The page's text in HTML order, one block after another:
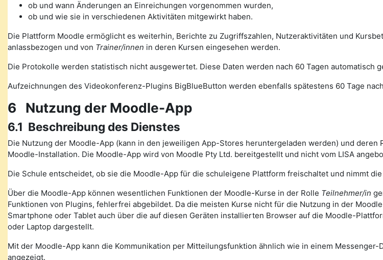
ob und wann Änderungen an Einreichungen vorgenommen wurden,
ob und wie sie in verschiedenen Aktivitäten mitgewirkt haben.
Die Plattform Moodle ermöglicht es weiterhin, Berichte zu Zugriffszahlen, Nutzeraktivitäten und
anlassbezogen und von Trainer/innen in deren Kursen eingesehen werden.
Die Protokolle werden statistisch nicht ausgewertet. Diese Daten werden nach 60 Tagen automatisch
Aufzeichnungen des Videokonferenz-Plugins BigBlueButton werden ebenfalls spätestens 60 Tage
6 Nutzung der Moodle-App
6.1 Beschreibung des Dienstes
Die Nutzung der Moodle-App (kann in den jeweiligen App-Stores heruntergeladen werden) und
Moodle-Installation. Die Moodle-App wird von Moodle Pty Ltd. bereitgestellt und nicht vom LISA
Die Schule entscheidet, ob sie die Moodle-App für die schuleigene Plattform freischaltet und nimmt
Über die Moodle-App können wesentlichen Funktionen der Moodle-Kurse in der Rolle Teilnehmer/in
Funktionen von Plugins, fehlerfrei abgebildet. Da die meisten Kurse nicht für die Nutzung in der
Smartphone oder Tablet auch über die auf diesen Geräten installierten Browser auf die Moodle-
oder Laptop dargestellt.
Mit der Moodle-App kann die Kommunikation per Mitteilungsfunktion ähnlich wie in einem
angezeigt.